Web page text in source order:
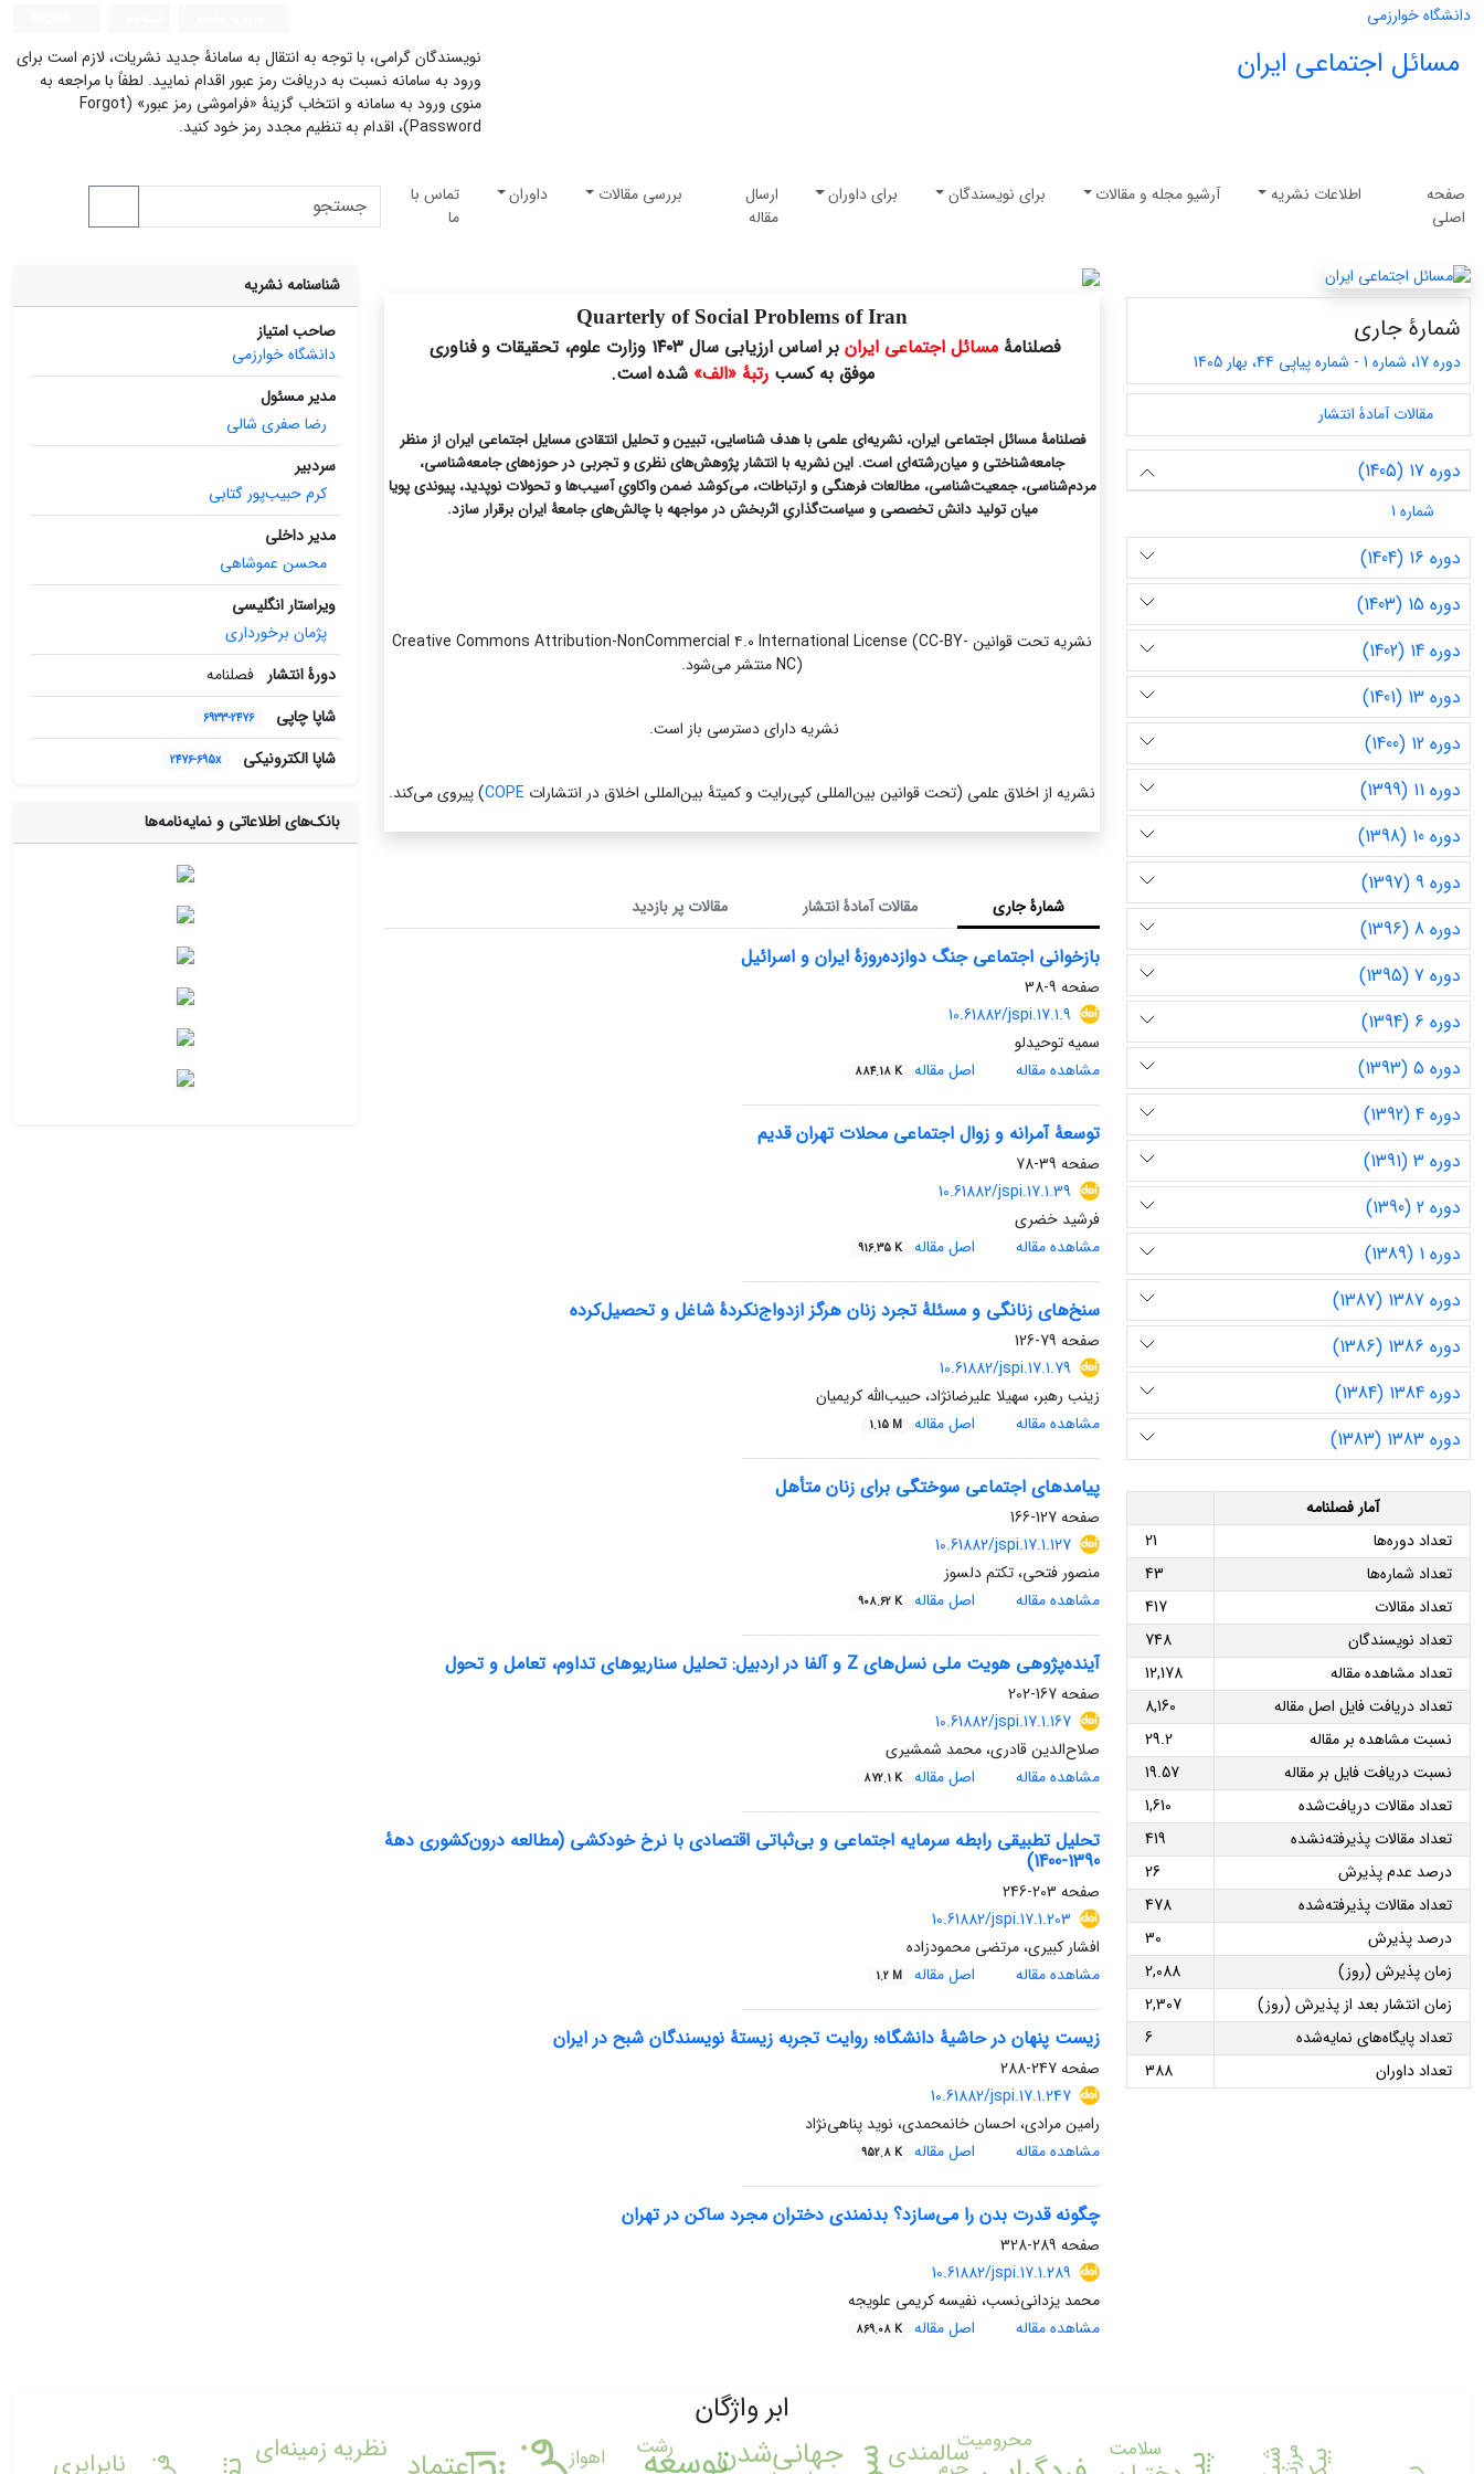
دانشگاه خوارزمی
مسائل اجتماعی ایران
نویسندگان گرامی، با توجه به انتقال به سامانۀ جدید نشریات، لازم است برای
ورود به سامانه نسبت به دریافت رمز عبور اقدام نمایید. لطفاً با مراجعه به
منوی ورود به سامانه و انتخاب گزینۀ «فراموشی رمز عبور» (Forgot
Password)، اقدام به تنظیم مجدد رمز خود کنید.
صفحه
اصلی
اطلاعات نشریه آرشیو مجله و مقالات برای نویسندگان برای داوران
ارسال
مقاله
بررسی مقالات داوران
تماس با
ما
شمارۀ جاری
دوره 17، شماره 1 - شماره پیاپی 44، بهار 1405
مقالات آمادۀ انتشار
دوره 17 (1405)
شماره 1
دوره 16 (1404)
دوره 15 (1403)
دوره 14 (1402)
دوره 13 (1401)
دوره 12 (1400)
دوره 11 (1399)
دوره 10 (1398)
دوره 9 (1397)
دوره 8 (1396)
دوره 7 (1395)
دوره 6 (1394)
دوره 5 (1393)
دوره 4 (1392)
دوره 3 (1391)
دوره 2 (1390)
دوره 1 (1389)
دوره 1387 (1387)
دوره 1386 (1386)
دوره 1384 (1384)
دوره 1383 (1383)
آمار فصلنامه
تعداد دوره‌ها
21
تعداد شماره‌ها
43
تعداد مقالات
417
تعداد نویسندگان
748
تعداد مشاهده مقاله
12,178
تعداد دریافت فایل اصل مقاله
8,160
نسبت مشاهده بر مقاله
29.2
نسبت دریافت فایل بر مقاله
19.57
تعداد مقالات دریافت‌شده
1,610
تعداد مقالات پذیرفته‌نشده
419
درصد عدم پذیرش
26
تعداد مقالات پذیرفته‌شده
478
درصد پذیرش
30
زمان پذیرش (روز)
2,088
زمان انتشار بعد از پذیرش (روز)
2,307
تعداد پایگاه‌های نمایه‌شده
6
تعداد داوران
388
فصلنامۀ مسائل اجتماعی ایران بر اساس ارزیابی سال ۱۴۰۳ وزارت علوم، تحقیقات و فناوری
موفق به کسب رتبۀ «الف» شده است.
فصلنامۀ مسائل اجتماعی ایران، نشریه‌ای علمی با هدف شناسایی، تبیین و تحلیل انتقادی مسایل اجتماعی ایران از منظر
جامعه‌شناختی و میان‌رشته‌ای است. این نشریه با انتشار پژوهش‌های نظری و تجربی در حوزه‌های جامعه‌شناسی،
مردم‌شناسی، جمعیت‌شناسی، مطالعات فرهنگی و ارتباطات، می‌کوشد ضمن واکاویِ آسیب‌ها و تحولات نوپدید، پیوندی پویا
میان تولید دانش تخصصی و سیاست‌گذاریِ اثربخش در مواجهه با چالش‌های جامعۀ ایران برقرار سازد.
نشریه تحت قوانین Creative Commons Attribution-NonCommercial ۴.۰ International License (CC-BY-
NC) منتشر می‌شود.
نشریه دارای دسترسی باز است.
نشریه از اخلاق علمی (تحت قوانین بین‌المللی کپی‌رایت و کمیتۀ بین‌المللی اخلاق در انتشارات COPE) پیروی می‌کند.
شمارۀ جاری مقالات آمادۀ انتشار مقالات پر بازدید
بازخوانی اجتماعی جنگ دوازده‌روزۀ ایران و اسرائیل
صفحه 9-38
‎ ‎ 10.61882/jspi.17.1.9
سمیه توحیدلو
مشاهده مقاله
اصل مقاله 884.18 K
توسعۀ آمرانه و زوال اجتماعی محلات تهران قدیم
صفحه 39-78
‎ ‎ 10.61882/jspi.17.1.39
فرشید خضری
مشاهده مقاله
اصل مقاله 916.35 K
سنخ‌های زنانگی و مسئلۀ تجرد زنان هرگز ازدواج‌نکردۀ شاغل و تحصیل‌کرده
صفحه 79-126
10.61882/jspi.17.1.79
زینب رهبر، سهیلا علیرضانژاد، حبیب‌الله کریمیان
مشاهده مقاله
اصل مقاله 1.15 M
پیامدهای اجتماعی سوختگی برای زنان متأهل
صفحه127-166
10.61882/jspi.17.1.127
منصور فتحی، تکتم دلسوز
مشاهده مقاله
اصل مقاله 908.62 K
آینده‌پژوهی هویت ملی نسل‌های Z و آلفا در اردبیل: تحلیل سناریوهای تداوم، تعامل و تحول
صفحه167-202
10.61882/jspi.17.1.167
صلاح‌الدین قادری، محمد شمشیری
مشاهده مقاله
اصل مقاله 872.1 K
تحلیل تطبیقی رابطه سرمایه اجتماعی و بی‌ثباتی اقتصادی با نرخ خودکشی (مطالعه درون‌کشوری دههٔ
1390-1400)
صفحه 203-246
10.61882/jspi.17.1.203
افشار کبیری، مرتضی محمودزاده
مشاهده مقاله
اصل مقاله 1.2 M
زیست پنهان در حاشیۀ دانشگاه؛ روایت تجربه زیستۀ نویسندگان شبح در ایران
صفحه247-288
10.61882/jspi.17.1.247
رامین مرادی، احسان خانمحمدی، نوید پناهی‌نژاد
مشاهده مقاله
اصل مقاله 952.8 K
چگونه قدرت بدن را می‌سازد؟ بدنمندی دختران مجرد ساکن در تهران
صفحه 289-328
10.61882/jspi.17.1.289
محمد یزدانی‌نسب، نفیسه کریمی علویجه
مشاهده مقاله
اصل مقاله 869.08 K
شناسنامه نشریه
صاحب امتیاز
دانشگاه خوارزمی
مدیر مسئول
رضا صفری‌ شالی
سردبیر
کرم حبیب‌پور گتابی
مدیر داخلی
محسن عموشاهی
ویراستار انگلیسی
پژمان برخورداری
دورۀ انتشار فصلنامه
شاپا چاپی
6933-2476
شاپا الکترونیکی 2476-695x
بانک‌های اطلاعاتی و نمایه‌نامه‌ها
ابر واژگان
جهانی‌شدن
سالمندی نظریه زمینه‌ای نابرابری اهواز سلامت رشت محرومیت